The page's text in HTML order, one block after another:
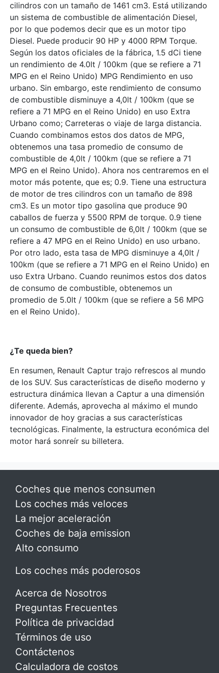
cilindros con un tamaño de 1461 cm3. Está utilizando
un sistema de combustible de alimentación Diesel,
por lo que podemos decir que es un motor tipo
Diesel. Puede producir 90 HP y 4000 RPM Torque.
Según los datos oficiales de la fábrica, 1.5 dCi tiene
un rendimiento de 4.0lt / 100km (que se refiere a 71
MPG en el Reino Unido) MPG Rendimiento en uso
urbano. Sin embargo, este rendimiento de consumo
de combustible disminuye a 4,0lt / 100km (que se
refiere a 71 MPG en el Reino Unido) en uso Extra
Urbano como; Carreteras o viaje de larga distancia.
Cuando combinamos estos dos datos de MPG,
obtenemos una tasa promedio de consumo de
combustible de 4,0lt / 100km (que se refiere a 71
MPG en el Reino Unido). Ahora nos centraremos en el
motor más potente, que es; 0.9. Tiene una estructura
de motor de tres cilindros con un tamaño de 898
cm3. Es un motor tipo gasolina que produce 90
caballos de fuerza y ​​5500 RPM de torque. 0.9 tiene
un consumo de combustible de 6,0lt / 100km (que se
refiere a 47 MPG en el Reino Unido) en uso urbano.
Por otro lado, esta tasa de MPG disminuye a 4,0lt /
100km (que se refiere a 71 MPG en el Reino Unido) en
uso Extra Urbano. Cuando reunimos estos dos datos
de consumo de combustible, obtenemos un
promedio de 5.0lt / 100km (que se refiere a 56 MPG
en el Reino Unido).
¿Te queda bien?
En resumen, Renault Captur trajo refrescos al mundo
de los SUV. Sus características de diseño moderno y
estructura dinámica llevan a Captur a una dimensión
diferente. Además, aprovecha al máximo el mundo
innovador de hoy gracias a sus características
tecnológicas. Finalmente, la estructura económica del
motor hará sonreír su billetera.
Coches que menos consumen
Los coches más veloces
La mejor aceleración
Coches de baja emission
Alto consumo
Los coches más poderosos
Acerca de Nosotros
Preguntas Frecuentes
Política de privacidad
Términos de uso
Contáctenos
Calculadora de costos